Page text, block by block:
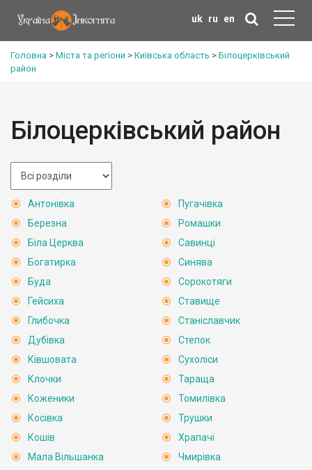
uk ru en
Головна > Міста та регіони > Київська область > Білоцерківський
район
Білоцерківський район
Антонівка
Березна
Біла Церква
Богатирка
Буда
Гейсиха
Глибочка
Дубівка
Ківшовата
Клочки
Коженики
Косівка
Кошів
Мала Вільшанка
Пугачівка
Ромашки
Савинці
Синява
Сорокотяги
Ставище
Станіславчик
Степок
Сухоліси
Тараща
Томилівка
Трушки
Храпачі
Чмирівка